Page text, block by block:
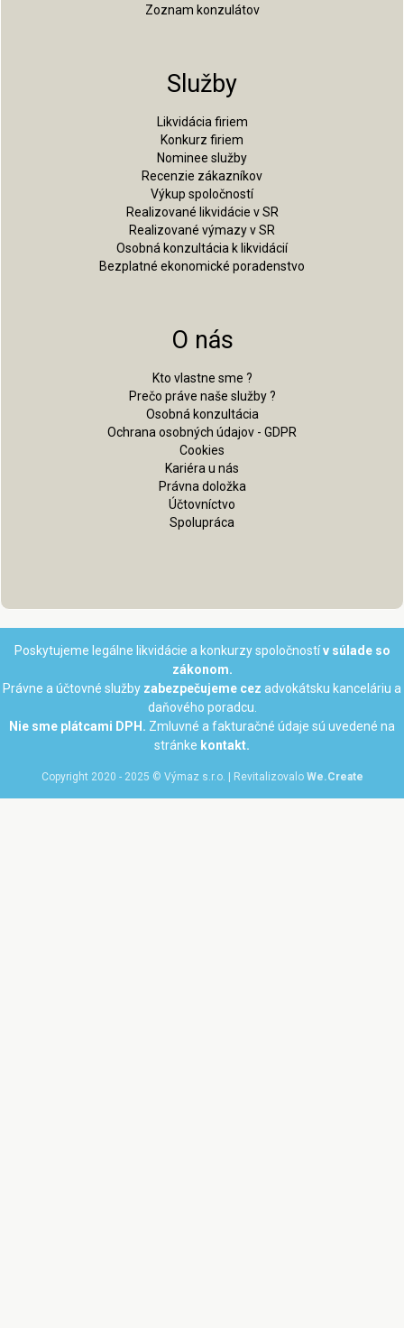
Zoznam konzulátov
Služby
Likvidácia firiem
Konkurz firiem
Nominee služby
Recenzie zákazníkov
Výkup spoločností
Realizované likvidácie v SR
Realizované výmazy v SR
Osobná konzultácia k likvidácií
Bezplatné ekonomické poradenstvo
O nás
Kto vlastne sme ?
Prečo práve naše služby ?
Osobná konzultácia
Ochrana osobných údajov - GDPR
Cookies
Kariéra u nás
Právna doložka
Účtovníctvo
Spolupráca
Poskytujeme legálne likvidácie a konkurzy spoločnostív súlade so
zákonom.
Právne a účtovné služby zabezpečujeme cez advokátsku kanceláriu a
daňového poradcu.
Nie sme plátcami DPH. Zmluvné a fakturačné údaje sú uvedené na
stránke kontakt.
Copyright 2020 - 2025 © Výmaz s.r.o. | Revitalizovalo We.Create